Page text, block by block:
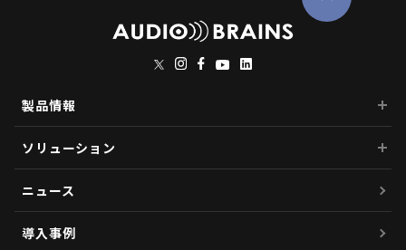
製品情報
ソリューション
ニュース
導入事例